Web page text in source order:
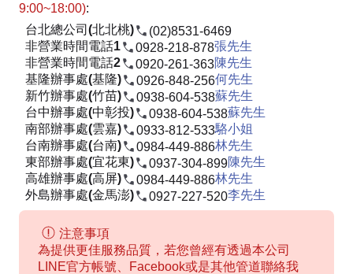
9:00~18:00):
台北總公司(北北桃)
(02)8531-6469
非營業時間電話1
0928-218-878張先生
非營業時間電話2
0920-261-363陳先生
基隆辦事處(基隆)
0926-848-256何先生
新竹辦事處(竹苗)
0938-604-538蘇先生
台中辦事處(中彰投)
0938-604-538蘇先生
南部辦事處(雲嘉)
0933-812-533駱小姐
台南辦事處(台南)
0984-449-886林先生
東部辦事處(宜花東)
0937-304-899陳先生
高雄辦事處(高屏)
0984-449-886林先生
外島辦事處(金馬澎)
0927-227-520李先生
注意事項
為提供更佳服務品質，若您曾經有透過本公司
LINE官方帳號、Facebook或是其他管道聯絡我